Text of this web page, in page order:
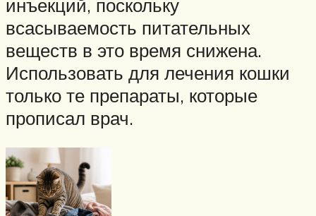
инъекций, поскольку
всасываемость питательных
веществ в это время снижена.
Использовать для лечения кошки
только те препараты, которые
прописал врач.